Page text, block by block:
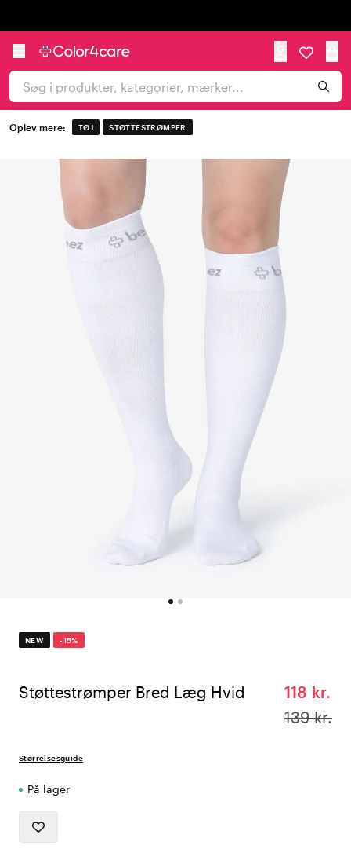
Oplev mere: TØJ STØTTESTRØMPER
NEW -15%
Støttestrømper Bred Læg Hvid
118 kr.
139 kr.
Størrelsesguide
På lager